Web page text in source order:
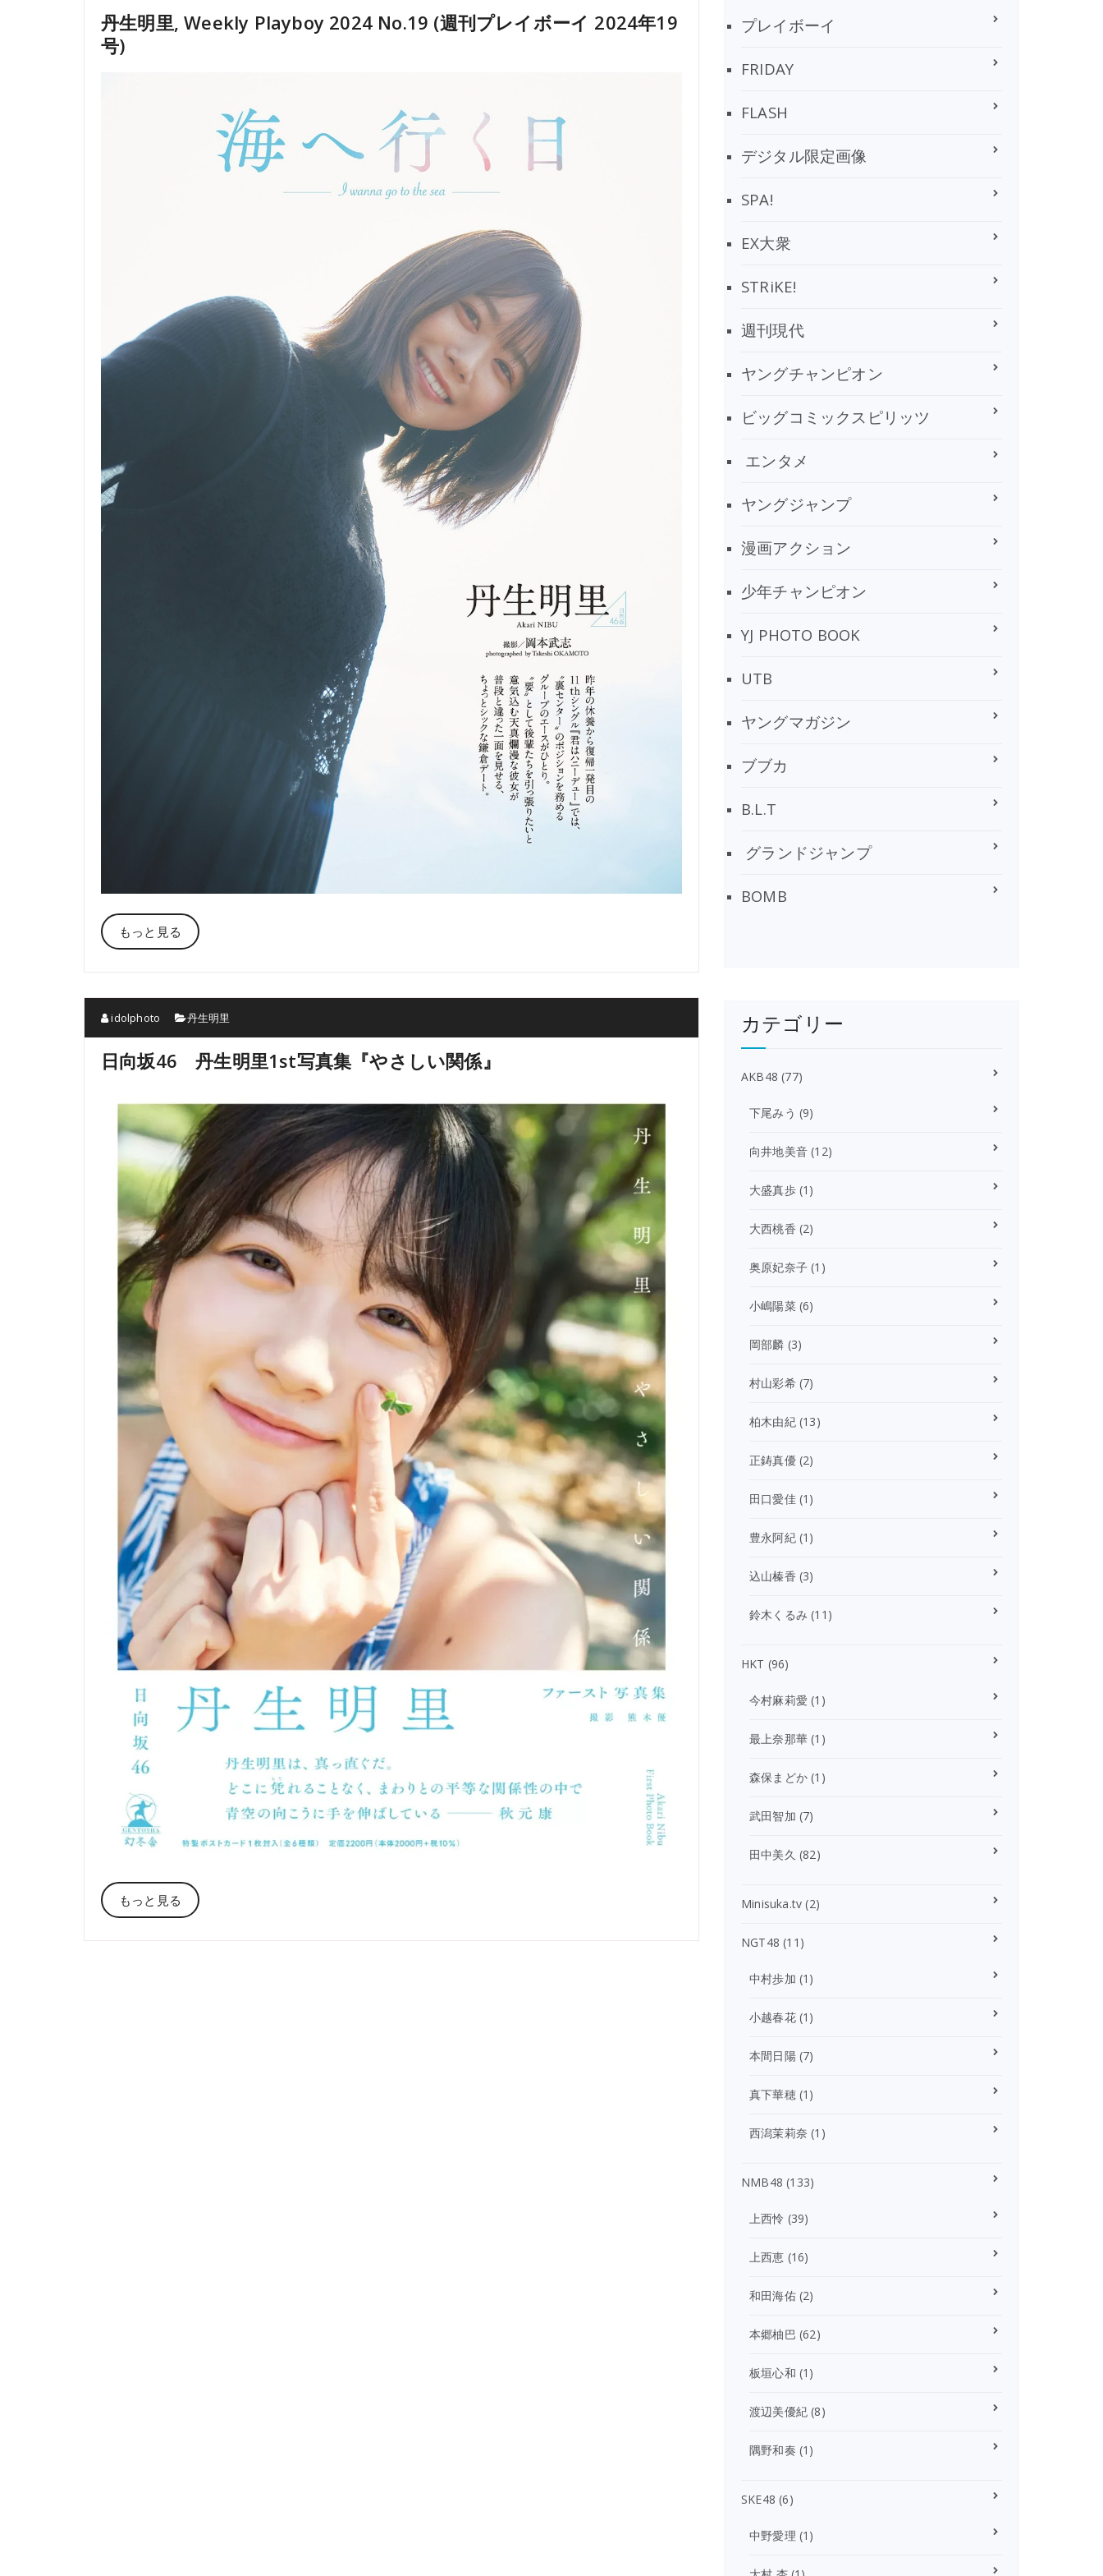
丹生明里, Weekly Playboy 2024 No.19 (週刊プレイボーイ 2024年19
号)
もっと見る
idolphoto 丹生明里
日向坂46 丹生明里1st写真集『やさしい関係』
もっと見る
プレイボーイ
FRIDAY
FLASH
デジタル限定画像
SPA!
EX大衆
STRiKE!
週刊現代
ヤングチャンピオン
ビッグコミックスピリッツ
エンタメ
ヤングジャンプ
漫画アクション
少年チャンピオン
YJ PHOTO BOOK
UTB
ヤングマガジン
ブブカ
B.L.T
グランドジャンプ
BOMB
カテゴリー
AKB48 (77)
下尾みう (9)
向井地美音 (12)
大盛真歩(1)
大西桃香 (2)
奥原妃奈子 (1)
小嶋陽菜(6)
岡部麟 (3)
村山彩希(7)
柏木由紀(13)
正鋳真優(2)
田口愛佳(1)
豊永阿紀(1)
込山榛香 (3)
鈴木くるみ (11)
HKT (96)
今村麻莉愛 (1)
最上奈那華 (1)
森保まどか (1)
武田智加 (7)
田中美久 (82)
Minisuka.tv (2)
NGT48 (11)
中村歩加 (1)
小越春花(1)
本間日陽(7)
真下華穂(1)
西潟茉莉奈 (1)
NMB48 (133)
上西怜 (39)
上西恵 (16)
和田海佑(2)
本郷柚巴 (62)
板垣心和 (1)
渡辺美優紀 (8)
隅野和奏 (1)
SKE48 (6)
中野愛理 (1)